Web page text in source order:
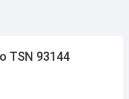
TSN 93144